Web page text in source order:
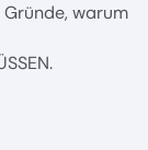
warum